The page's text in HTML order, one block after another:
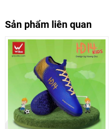
Sản phẩm liên quan